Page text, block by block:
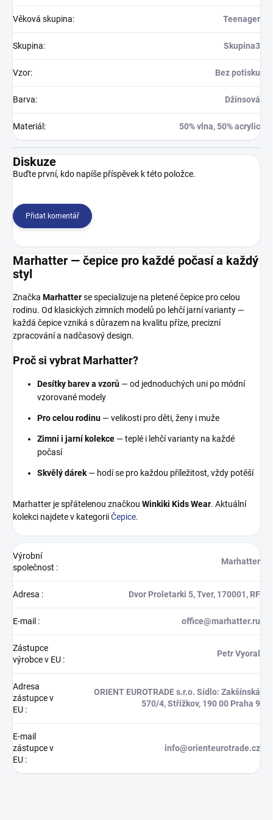
Věková skupina: Teenager
Skupina: Skupina3
Vzor: Bez potisku
Barva: Džínsová
Materiál : 50% vlna, 50% acrylic
Diskuze
Buďte první, kdo napíše příspěvek k této položce.
Přidat komentář
Marhatter — čepice pro každé počasí a každý
styl
Značka Marhatterse specializuje na pletené čepice pro celou
rodinu. Od klasických zimních modelů po lehčí jarní varianty —
každá čepice vzniká s důrazem na kvalitu příze, precizní
zpracování a nadčasový design.
Proč si vybrat Marhatter?
Desítky barev a vzorů — od jednoduchých uni po módní
vzorované modely
Pro celou rodinu — velikosti pro děti, ženy i muže
Zimní i jarní kolekce — teplé i lehčí varianty na každé
počasí
Skvělý dárek — hodí se pro každou příležitost, vždy potěší
Marhatter je spřátelenou značkou Winkiki Kids Wear. Aktuální
kolekci najdete v kategoriiČepice.
Výrobní
společnost :
Marhatter
Adresa : Dvor Proletarki 5, Tver, 170001, RF
E-mail : office@marhatter.ru
Zástupce
výrobce v EU :
Petr Vyoral
Adresa
zástupce v
EU :
ORIENT EUROTRADE s.r.o. Sídlo: Zakšínská
570/4, Střížkov, 190 00 Praha 9
E-mail
zástupce v
EU :
info@orienteurotrade.cz